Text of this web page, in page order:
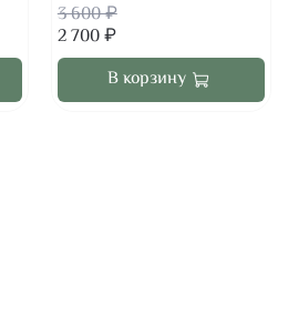
3 600 ₽
2 700 ₽
В корзину